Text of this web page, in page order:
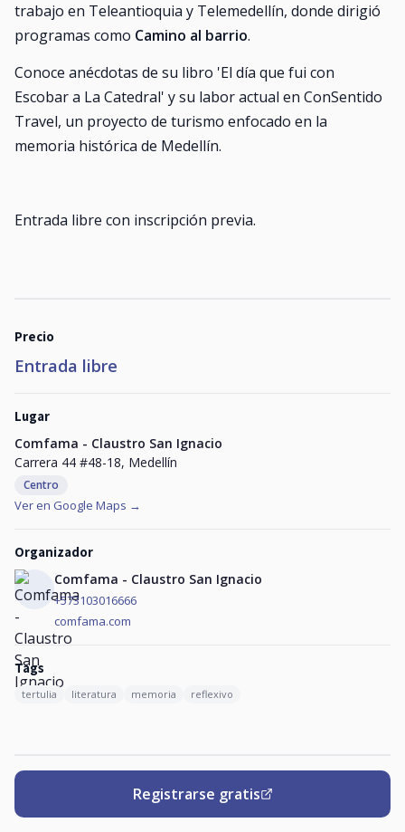
trabajo en Teleantioquia y Telemedellín, donde dirigió
programas como Camino al barrio.
Conoce anécdotas de su libro 'El día que fui con
Escobar a La Catedral' y su labor actual en ConSentido
Travel, un proyecto de turismo enfocado en la
memoria histórica de Medellín.
Entrada libre con inscripción previa.
Precio
Entrada libre
Lugar
Comfama - Claustro San Ignacio
Carrera 44 #48-18, Medellín
Centro
Ver en Google Maps →
Organizador
Comfama - Claustro San Ignacio
+573103016666
comfama.com
Tags
tertulia literatura memoria reflexivo
Registrarse gratis